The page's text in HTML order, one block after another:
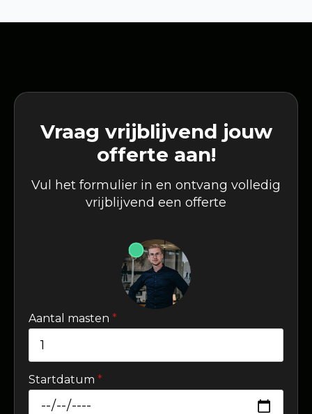
Vraag vrijblijvend jouw
offerte aan!
Vul het formulier in en ontvang volledig
vrijblijvend een offerte
Aantal masten *
Startdatum *